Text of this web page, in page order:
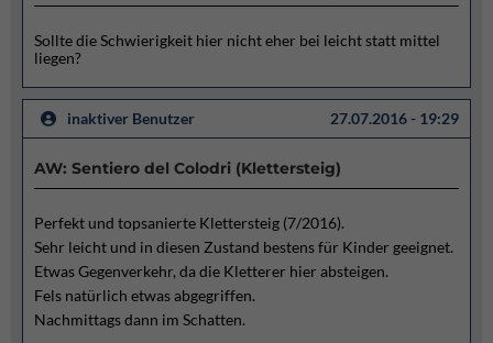
Sollte die Schwierigkeit hier nicht eher bei leicht statt mittel
liegen?
inaktiver Benutzer 27.07.2016 - 19:29
AW: Sentiero del Colodri (Klettersteig)
Perfekt und topsanierte Klettersteig (7/2016).
Sehr leicht und in diesen Zustand bestens für Kinder geeignet.
Etwas Gegenverkehr, da die Kletterer hier absteigen.
Fels natürlich etwas abgegriffen.
Nachmittags dann im Schatten.